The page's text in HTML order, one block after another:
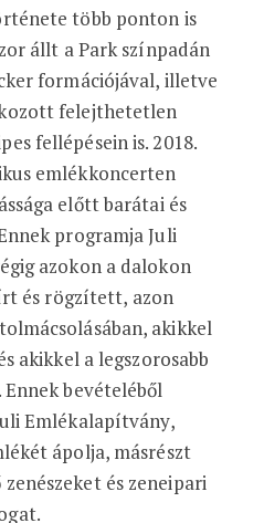
több ponton is
állt a Park színpadán
formációjával, illetve
felejthetetlen
fellépésein is. 2018.
emlékkoncerten
előtt barátai és
programja Juli
azokon a dalokon
és rögzített, azon
akikkel
akikkel a legszorosabb
bevételéből
Emlékalapítvány,
ápolja, másrészt
és zeneipari